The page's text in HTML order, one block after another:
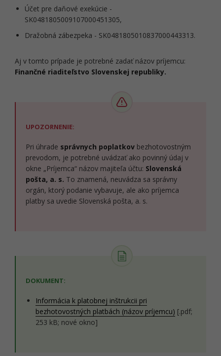
Účet pre daňové exekúcie -
SK0481805009107000451305,
Dražobná zábezpeka - SK0481805010837000443313.
Aj v tomto prípade je potrebné zadať názov príjemcu:
Finančné riaditeľstvo Slovenskej republiky.
UPOZORNENIE:
Pri úhrade správnych poplatkov bezhotovostným
prevodom, je potrebné uvádzať ako povinný údaj v
okne „Príjemca“ názov majiteľa účtu: Slovenská
pošta, a. s. To znamená, neuvádza sa správny
orgán, ktorý podanie vybavuje, ale ako príjemca
platby sa uvedie Slovenská pošta, a. s.
DOKUMENT:
Informácia k platobnej inštrukcii pri
bezhotovostných platbách (názov príjemcu) [.pdf;
253 kB; nové okno]